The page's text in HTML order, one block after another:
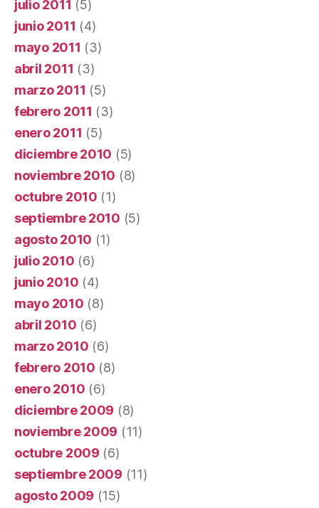
julio 2011 (5)
junio 2011 (4)
mayo 2011 (3)
abril 2011 (3)
marzo 2011 (5)
febrero 2011 (3)
enero 2011 (5)
diciembre 2010 (5)
noviembre 2010 (8)
octubre 2010 (1)
septiembre 2010 (5)
agosto 2010 (1)
julio 2010 (6)
junio 2010 (4)
mayo 2010 (8)
abril 2010 (6)
marzo 2010 (6)
febrero 2010 (8)
enero 2010 (6)
diciembre 2009 (8)
noviembre 2009 (11)
octubre 2009 (6)
septiembre 2009 (11)
agosto 2009 (15)